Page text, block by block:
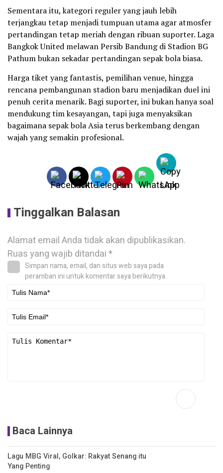
Sementara itu, kategori reguler yang jauh lebih
terjangkau tetap menjadi tumpuan utama agar atmosfer
pertandingan tetap meriah dengan ribuan suporter. Laga
Bangkok United melawan Persib Bandung di Stadion BG
Pathum bukan sekadar pertandingan sepak bola biasa.
Harga tiket yang fantastis, pemilihan venue, hingga
rencana pembangunan stadion baru menjadikan duel ini
penuh cerita menarik. Bagi suporter, ini bukan hanya soal
mendukung tim kesayangan, tapi juga menyaksikan
bagaimana sepak bola Asia terus berkembang dengan
wajah yang semakin profesional.
Tinggalkan Balasan
Alamat email Anda tidak akan dipublikasikan.
Ruas yang wajib ditandai*
Simpan nama, email, dan situs web saya pada
peramban ini untuk komentar saya berikutnya.
Baca Lainnya
Lagu MBG Viral, Golkar: Rakyat Senang itu
Yang Penting